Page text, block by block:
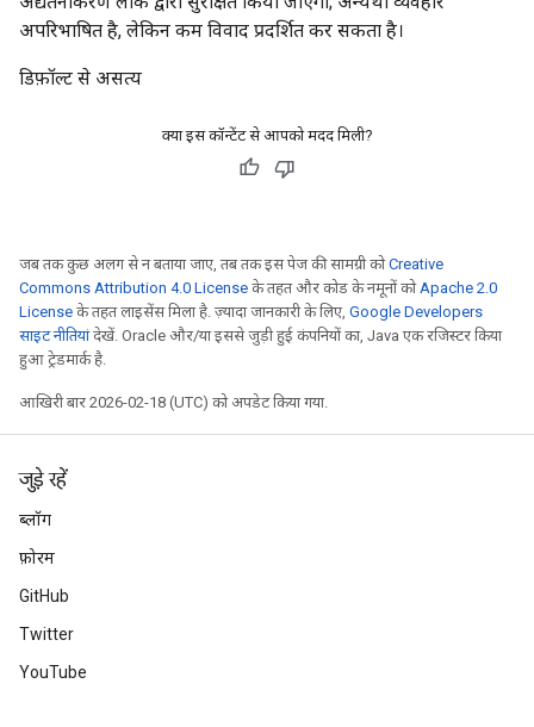
अपरिभाषित है, लेकिन कम विवाद प्रदर्शित कर सकता है।
डिफ़ॉल्ट से असत्य
क्या इस कॉन्टेंट से आपको मदद मिली?
जब तक कुछ अलग से न बताया जाए, तब तक इस पेज की सामग्री कोCreative
Commons Attribution 4.0 License के तहत और कोड के नमूनों कोApache 2.0
License के तहत लाइसेंस मिला है. ज़्यादा जानकारी के लिए, Google Developers
साइट नीतियांदेखें. Oracle और/या इससे जुड़ी हुई कंपनियों का, Java एक रजिस्टर किया
हुआ ट्रेडमार्क है.
आखिरी बार 2026-02-18 (UTC) को अपडेट किया गया.
जुड़े रहें
ब्लॉग
फ़ोरम
GitHub
Twitter
YouTube